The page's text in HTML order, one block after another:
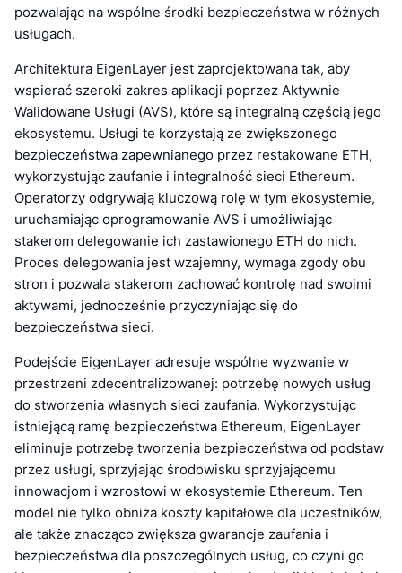
pozwalając na wspólne środki bezpieczeństwa w różnych
usługach.
Architektura EigenLayer jest zaprojektowana tak, aby
wspierać szeroki zakres aplikacji poprzez Aktywnie
Walidowane Usługi (AVS), które są integralną częścią jego
ekosystemu. Usługi te korzystają ze zwiększonego
bezpieczeństwa zapewnianego przez restakowane ETH,
wykorzystując zaufanie i integralność sieci Ethereum.
Operatorzy odgrywają kluczową rolę w tym ekosystemie,
uruchamiając oprogramowanie AVS i umożliwiając
stakerom delegowanie ich zastawionego ETH do nich.
Proces delegowania jest wzajemny, wymaga zgody obu
stron i pozwala stakerom zachować kontrolę nad swoimi
aktywami, jednocześnie przyczyniając się do
bezpieczeństwa sieci.
Podejście EigenLayer adresuje wspólne wyzwanie w
przestrzeni zdecentralizowanej: potrzebę nowych usług
do stworzenia własnych sieci zaufania. Wykorzystując
istniejącą ramę bezpieczeństwa Ethereum, EigenLayer
eliminuje potrzebę tworzenia bezpieczeństwa od podstaw
przez usługi, sprzyjając środowisku sprzyjającemu
innowacjom i wzrostowi w ekosystemie Ethereum. Ten
model nie tylko obniża koszty kapitałowe dla uczestników,
ale także znacząco zwiększa gwarancje zaufania i
bezpieczeństwa dla poszczególnych usług, co czyni go